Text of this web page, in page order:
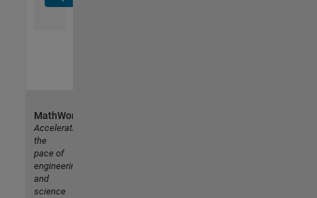
MathWorks
Accelerating
the
pace of
engineering
and
science